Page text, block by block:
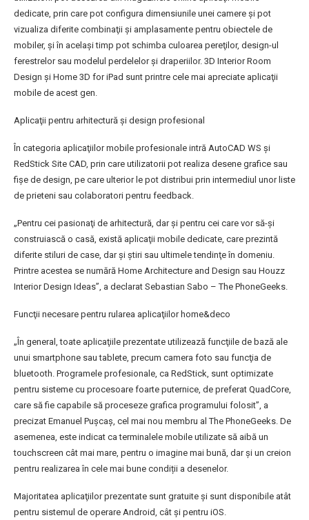
dedicate, prin care pot configura dimensiunile unei camere şi pot
vizualiza diferite combinaţii şi amplasamente pentru obiectele de
mobiler, şi în acelaşi timp pot schimba culoarea pereţilor, design-ul
ferestrelor sau modelul perdelelor şi draperiilor. 3D Interior Room
Design şi Home 3D for iPad sunt printre cele mai apreciate aplicaţii
mobile de acest gen.
Aplicaţii pentru arhitectură şi design profesional
În categoria aplicaţiilor mobile profesionale intră AutoCAD WS şi
RedStick Site CAD, prin care utilizatorii pot realiza desene grafice sau
fişe de design, pe care ulterior le pot distribui prin intermediul unor liste
de prieteni sau colaboratori pentru feedback.
„Pentru cei pasionaţi de arhitectură, dar şi pentru cei care vor să-şi
construiască o casă, există aplicaţii mobile dedicate, care prezintă
diferite stiluri de case, dar şi ştiri sau ultimele tendinţe în domeniu.
Printre acestea se numără Home Architecture and Design sau Houzz
Interior Design Ideas”, a declarat Sebastian Sabo – The PhoneGeeks.
Funcţii necesare pentru rularea aplicaţiilor home&deco
„În general, toate aplicaţiile prezentate utilizează funcţiile de bază ale
unui smartphone sau tablete, precum camera foto sau funcţia de
bluetooth. Programele profesionale, ca RedStick, sunt optimizate
pentru sisteme cu procesoare foarte puternice, de preferat QuadCore,
care să fie capabile să proceseze grafica programului folosit”, a
precizat Emanuel Puşcaş, cel mai nou membru al The PhoneGeeks. De
asemenea, este indicat ca terminalele mobile utilizate să aibă un
touchscreen cât mai mare, pentru o imagine mai bună, dar şi un creion
pentru realizarea în cele mai bune condiții a desenelor.
Majoritatea aplicaţiilor prezentate sunt gratuite şi sunt disponibile atât
pentru sistemul de operare Android, cât şi pentru iOS.